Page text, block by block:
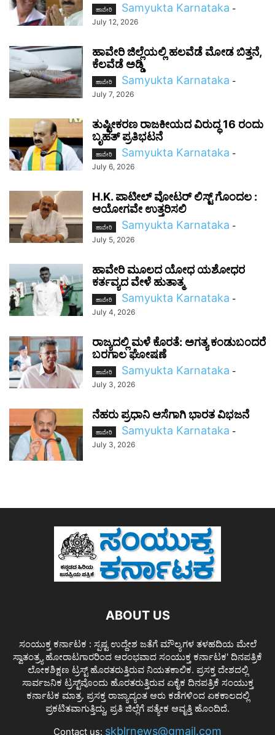
ಹಾವೇರಿ Samyukta Karnataka -
July 12, 2026
ಹಾವೇರಿ ಜಿಲ್ಲೆಯಲ್ಲಿ ಹಲವೆಡೆ ಮೋಡ ಬಿತ್ತನೆ,
ಕೆಲವೆಡೆ ಅಡ್ಡಿ
ಹಾವೇರಿ Samyukta Karnataka -
July 7, 2026
ತುಷ್ಟೀಕರಣ ರಾಜಕೀಯದ ವಿರುದ್ಧ 16 ರಂದು
ಬೃಹತ್ ಪ್ರತಿಭಟನೆ
ಹಾವೇರಿ Samyukta Karnataka -
July 6, 2026
H.K. ಪಾಟೀಲ್ ವೋಟರ್ ಲಿಸ್ಟ್ ಗೊಂದಲ :
ಆಯೋಗವೇ ಉತ್ತರಿಸಲಿ
ಹಾವೇರಿ Samyukta Karnataka -
July 5, 2026
ಹಾವೇರಿ ಮೂಲದ ಯೋಧ ಯಶೋಧರ
ಕರ್ತವ್ಯದ ವೇಳೆ ಹುತಾತ್ಮ
ಹಾವೇರಿ Samyukta Karnataka -
July 4, 2026
ರಾಜ್ಯದಲ್ಲಿ ಮಳೆ ಕೊರತೆ: ಅಗತ್ಯ ಕಂಡುಬಂದರೆ
ಬರಗಾಲ ಘೋಷಣೆ
ಹಾವೇರಿ Samyukta Karnataka -
July 3, 2026
ನೆಹರು ಪ್ರಧಾನಿ ಆಸೆಗಾಗಿ ಭಾರತ ವಿಭಜನೆ
ಹಾವೇರಿ Samyukta Karnataka -
July 3, 2026
ABOUT US
ಸಂಯುಕ್ತ ಕರ್ನಾಟಕ : ಸ್ಪಷ್ಟ ಉದ್ದೇಶ ಜತೆಗೆ ಮೌಲ್ಯಗಳ ತಳಹದಿಯ ಮೇಲೆ
ಸ್ವಾತಂತ್ರ್ಯ ಹೋರಾಟಗಾರರಿಂದ ಆರಂಭವಾದ ಸಂಯುಕ್ತ ಕರ್ನಾಟಕ' ದಿನಪತ್ರಿಕೆ
ಲೋಕಶಿಕ್ಷಣ ಟ್ರಸ್ಟ್ ಹೊರತರುತ್ತಿರುವ ನಿಯತಕಾಲಿಕ. ಪ್ರಸಕ್ತ ದೇಶದಲ್ಲಿ
ಸಾರ್ವಜನಿಕ ಟ್ರಸ್ಟ್‌ವೊಂದು ಹೊರತರುತ್ತಿರುವ ಏಕೈಕ ದಿನಪತ್ರಿಕೆ ಸಂಯುಕ್ತ
ಕರ್ನಾಟಕ ಮಾತ್ರ. ಪ್ರಸಕ್ತ ರಾಜ್ಯಾದ್ಯಂತ ಆರು ಕಡೆಗಳಿಂದ ಏಕಕಾಲದಲ್ಲಿ
ಪ್ರಕಟಿತವಾಗುತ್ತಿದ್ದು, ಪ್ರತಿ ಜಿಲ್ಲೆಗೆ ಪತ್ಯೇಕ ಆವೃತ್ತಿ ಹೊಂದಿದೆ.
Contact us: skblrnews@gmail.com